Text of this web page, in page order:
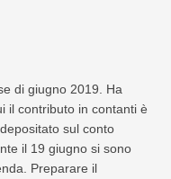
di giugno 2019. Ha
il contributo in contanti è
sul conto
il 19 giugno si sono
Preparare il